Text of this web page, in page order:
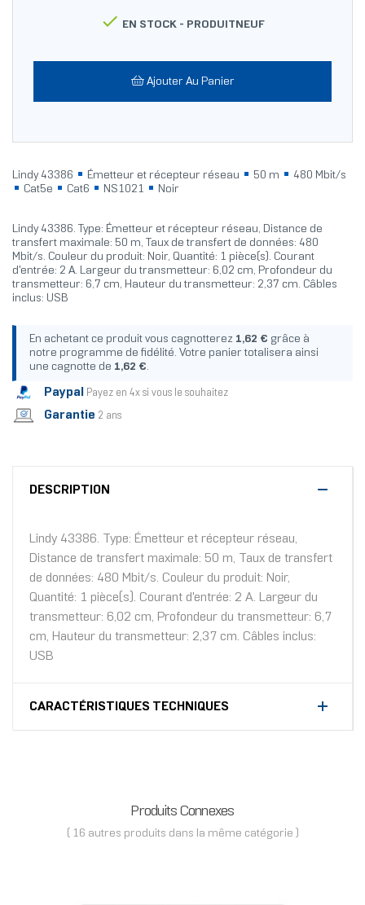
 EN STOCK - PRODUITNEUF
Ajouter Au Panier
Lindy 43386 Émetteur et récepteur réseau 50 m
480 Mbit/s
Cat5e
Cat6 NS1021 Noir
Lindy 43386. Type: Émetteur et récepteur réseau, Distance de
transfert maximale: 50 m, Taux de transfert de données: 480
Mbit/s. Couleur du produit: Noir, Quantité: 1 pièce(s). Courant
d'entrée: 2 A. Largeur du transmetteur: 6,02 cm, Profondeur du
transmetteur: 6,7 cm, Hauteur du transmetteur: 2,37 cm. Câbles
inclus: USB
En achetant ce produit vous cagnotterez 1,62 € grâce à
notre programme de fidélité. Votre panier totalisera ainsi
une cagnotte de 1,62 €.
Paypal Payez en 4x si vous le souhaitez
Garantie 2 ans
DESCRIPTION
Lindy 43386. Type: Émetteur et récepteur réseau,
Distance de transfert maximale: 50 m, Taux de transfert
de données: 480 Mbit/s. Couleur du produit: Noir,
Quantité: 1 pièce(s). Courant d'entrée: 2 A. Largeur du
transmetteur: 6,02 cm, Profondeur du transmetteur: 6,7
cm, Hauteur du transmetteur: 2,37 cm. Câbles inclus:
USB
CARACTÉRISTIQUES TECHNIQUES
Produits Connexes
( 16 autres produits dans la même catégorie )